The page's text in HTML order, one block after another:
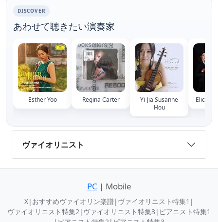
DISCOVER
あわせて聴きたい演奏家
Esther Yoo Regina Carter
Yi-Jia Susanne
Hou
Elicia
ヴァイオリニスト
PC | Mobile
X| おすすめヴァイオリン楽譜| ヴァイオリニスト特集1 |
ヴァイオリニスト特集2 | ヴァイオリニスト特集3 | ピアニスト特集1